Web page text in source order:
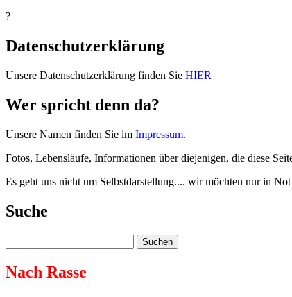
?
Datenschutzerklärung
Unsere Datenschutzerklärung finden Sie HIER
Wer spricht denn da?
Unsere Namen finden Sie im Impressum.
Fotos, Lebensläufe, Informationen über diejenigen, die diese
Es geht uns nicht um Selbstdarstellung.... wir möchten nur in
Suche
Nach Rasse